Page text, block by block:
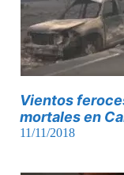
Vientos
mortales en
11/11/2018